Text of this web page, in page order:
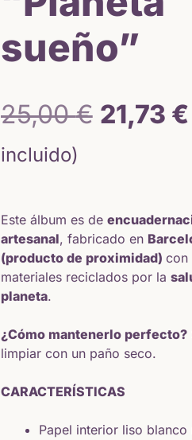
sueño”
25,00€ El
era:
25,00
21,73 €
incluido)
Este álbum es de
artesanal, fabricado en
(producto de proximidad) con
materiales reciclados por la
planeta.
¿Cómo mantenerlo perfecto?
limpiar con un paño seco.
CARACTERÍSTICAS
Papel interior liso blanco